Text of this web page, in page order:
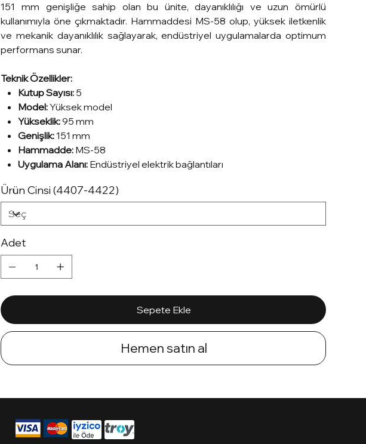
151 mm genişliğe sahip olan bu ünite, dayanıklılığı ve uzun ömürlü
kullanımıyla öne çıkmaktadır. Hammaddesi MS-58 olup, yüksek iletkenlik
ve mekanik dayanıklılık sağlayarak, endüstriyel uygulamalarda optimum
performans sunar.
Teknik Özellikler:
Kutup Sayısı: 5
Model:Yüksek model
Yükseklik:95 mm
Genişlik:151 mm
Hammadde: MS-58
Uygulama Alanı: Endüstriyel elektrik bağlantıları
Ürün Cinsi (4407-4422)
Adet
Sepete Ekle
Hemen satın al